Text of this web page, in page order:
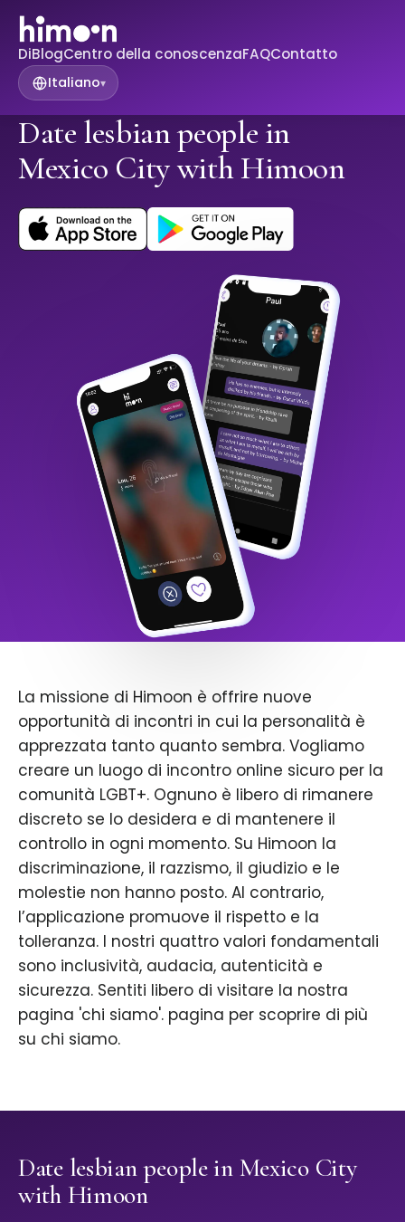
DiBlogCentro della conoscenzaFAQContatto
Italiano▾
Date lesbian people in
Mexico City with Himoon
La missione di Himoon è offrire nuove
opportunità di incontri in cui la personalità è
apprezzata tanto quanto sembra. Vogliamo
creare un luogo di incontro online sicuro per la
comunità LGBT+. Ognuno è libero di rimanere
discreto se lo desidera e di mantenere il
controllo in ogni momento. Su Himoon la
discriminazione, il razzismo, il giudizio e le
molestie non hanno posto. Al contrario,
l’applicazione promuove il rispetto e la
tolleranza. I nostri quattro valori fondamentali
sono inclusività, audacia, autenticità e
sicurezza. Sentiti libero di visitare la nostra
pagina 'chi siamo'. pagina per scoprire di più
su chi siamo.
Date lesbian people in Mexico City
with Himoon